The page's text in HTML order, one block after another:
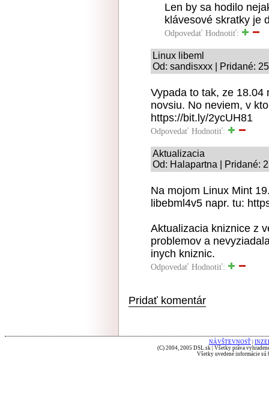
Len by sa hodilo
klávesové skratky je
Odpovedať Hodnotiť:
Linux libeml
Od: sandisxxx | Pridané:
Vypada to tak, ze 18.04
novsiu. No neviem, v
https://bit.ly/2ycUH81
Odpovedať Hodnotiť:
Aktualizacia
Od: Halapartna | Pridané:
Na mojom Linux Mint
libebml4v5 napr. tu:
Aktualizacia kniznice z
problemov a
inych kniznic.
Odpovedať Hodnotiť:
Pridať komentár
NÁVŠTEVNOSŤ
(C) 2004, 2005 DSL.sk | Všetky práva
Všetky uvedené informácie sú